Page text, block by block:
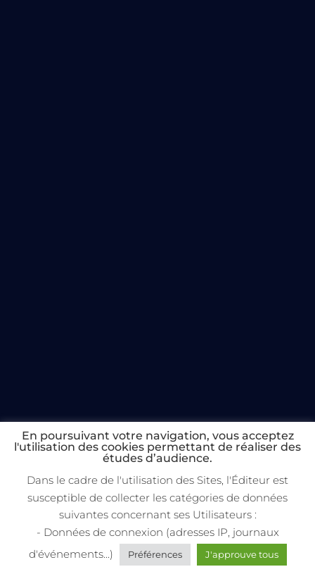
En poursuivant votre navigation, vous acceptez
l'utilisation des cookies permettant de réaliser des
études d’audience.
Dans le cadre de l'utilisation des Sites, l'Éditeur est
susceptible de collecter les catégories de données
suivantes concernant ses Utilisateurs :
- Données de connexion (adresses IP, journaux
d'événements...)
Préférences J'approuve tous